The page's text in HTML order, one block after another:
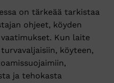
on tärkeää tarkistaa
ohjeet, köyden
Kun laite
köyteen,
ja tehokasta